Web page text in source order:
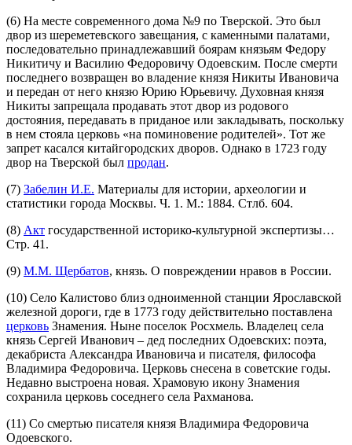
(6) На месте современного дома №9 по Тверской. Это был
двор из шереметевского завещания, с каменными палатами,
последовательно принадлежавший боярам князьям Федору
Никитичу и Василию Федоровичу Одоевским. После смерти
последнего возвращен во владение князя Никиты Ивановича
и передан от него князю Юрию Юрьевичу. Духовная князя
Никиты запрещала продавать этот двор из родового
достояния, передавать в приданое или закладывать, поскольку
в нем стояла церковь «на поминовение родителей». Тот же
запрет касался китайгородских дворов. Однако в 1723 году
двор на Тверской был продан.
(7) Забелин И.Е. Материалы для истории, археологии и
статистики города Москвы. Ч. 1. М.: 1884. Стлб. 604.
(8) Акт государственной историко-культурной экспертизы…
Стр. 41.
(9) М.М. Щербатов, князь. О повреждении нравов в России.
(10) Село Калистово близ одноименной станции Ярославской
железной дороги, где в 1773 году действительно поставлена
церковь Знамения. Ныне поселок Росхмель. Владелец села
князь Сергей Иванович – дед последних Одоевских: поэта,
декабриста Александра Ивановича и писателя, философа
Владимира Федоровича. Церковь снесена в советские годы.
Недавно выстроена новая. Храмовую икону Знамения
сохранила церковь соседнего села Рахманова.
(11) Со смертью писателя князя Владимира Федоровича
Одоевского.